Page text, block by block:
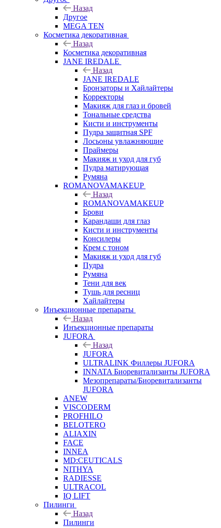
Назад
Другое
MEGA TEN
Косметика декоративная
Назад
Косметика декоративная
JANE IREDALE
Назад
JANE IREDALE
Бронзаторы и Хайлайтеры
Корректоры
Макияж для глаз и бровей
Тональные средства
Кисти и инструменты
Пудра защитная SPF
Лосьоны увлажняющие
Праймеры
Макияж и уход для губ
Пудра матирующая
Румяна
ROMANOVAMAKEUP
Назад
ROMANOVAMAKEUP
Брови
Карандаши для глаз
Кисти и инструменты
Консилеры
Крем с тоном
Макияж и уход для губ
Пудра
Румяна
Тени для век
Тушь для ресниц
Хайлайтеры
Инъекционные препараты
Назад
Инъекционные препараты
JUFORA
Назад
JUFORA
ULTRALINK Филлеры JUFORA
INNATA Биоревитализанты JUFORA
Мезопрепараты/Биоревитализанты
JUFORA
ANEW
VISCODERM
PROFHILO
BELOTERO
ALIAXIN
FACE
INNEA
MD:CEUTICALS
NITHYA
RADIESSE
ULTRACOL
IQ LIFT
Пилинги
Назад
Пилинги